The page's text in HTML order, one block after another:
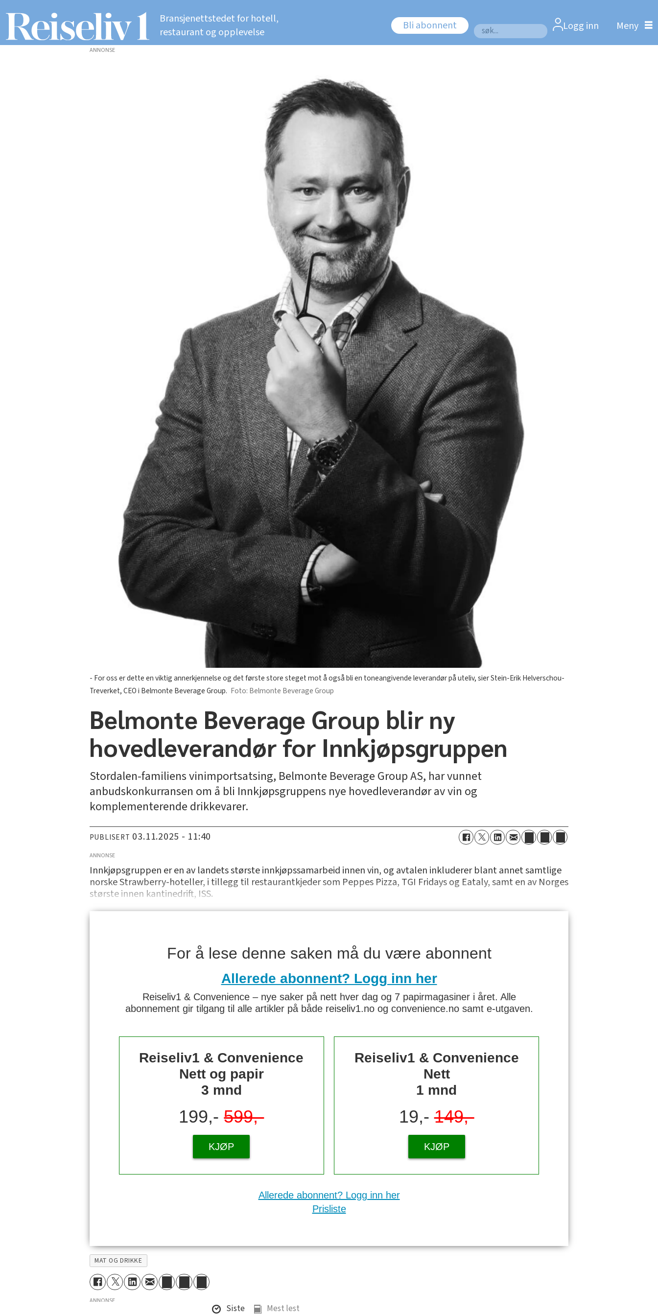
Bransjenettstedet for hotell,
restaurant og opplevelse
Bli abonnent
Søk
Logg inn
ANNONSE
- For oss er dette en viktig annerkjennelse og det første store steget mot å også bli en toneangivende leverandør på uteliv, sier Stein-Erik Helverschou-
Treverket, CEO i Belmonte Beverage Group.
Belmonte Beverage Group
Belmonte Beverage Group blir ny
hovedleverandør for Innkjøpsgruppen
Stordalen-familiens vinimportsatsing, Belmonte Beverage Group AS, har vunnet
anbudskonkurransen om å bli Innkjøpsgruppens nye hovedleverandør av vin og
komplementerende drikkevarer.
PUBLISERT 03.11.2025 - 11:40
ANNONSE
Innkjøpsgruppen er en av landets største innkjøpssamarbeid innen vin, og avtalen inkluderer blant annet samtlige
norske Strawberry-hoteller, i tillegg til restaurantkjeder som Peppes Pizza, TGI Fridays og Eataly, samt en av Norges
største innen kantinedrift, ISS.
For å lese denne saken må du være abonnent
Allerede abonnent? Logg inn her
Reiseliv1 & Convenience – nye saker på nett hver dag og 7 papirmagasiner i året. Alle
abonnement gir tilgang til alle artikler på både reiseliv1.no og convenience.no samt e-utgaven.
Reiseliv1 & Convenience
Nett og papir
3 mnd
199,-599,-
KJØP
Reiseliv1 & Convenience
Nett
1 mnd
19,-149,-
KJØP
Allerede abonnent? Logg inn her
Prisliste
MAT OG DRIKKE
ANNONSE
Siste Mest lest